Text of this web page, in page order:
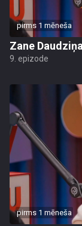
pirms 1 mēneša
Zane
9. epizode
pirms 1 mēneša